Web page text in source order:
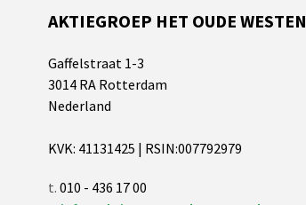
AKTIEGROEP HET OUDE WESTEN
Gaffelstraat 1-3
3014 RA Rotterdam
Nederland
KVK: 41131425 | RSIN:007792979
t. 010 - 436 17 00